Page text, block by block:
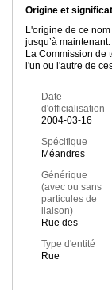
Origine et
L'origine de ce
jusqu’à maintenant.
La Commission de
l'un ou l'autre de
Date
d'officialisation
2004-03-16
Spécifique
Méandres
Générique
(avec ou sans
particules de
liaison)
Rue des
Type d'entité
Rue